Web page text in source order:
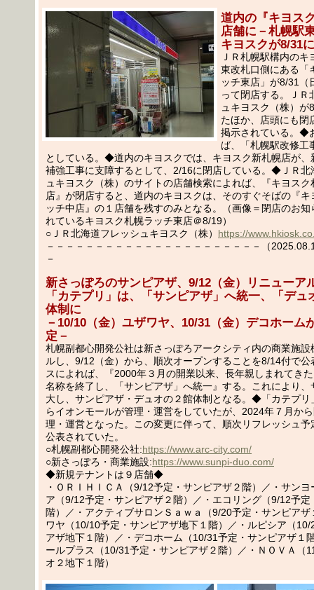
道内の『キヨス
店舗に－札幌駅
キヨスクが8/31
ＪＲ札幌駅構内の
東改札口側にある「
ッチ東店」が8/31（
って閉店する。ＪＲ
ュキヨスク（株）が
たほか、店頭にも閉
掲示されている。◆
ば、「札幌駅改修工
としている。◆道内のキヨスクでは、キヨスク新札幌店が、
補強工事に支障するとして、2/16に閉店している。◆ＪＲ北
ュキヨスク（株）のサイトの店舗検索によれば、『キヨスク
店』が閉店すると、道内のキヨスクは、そのすぐそばの『キ
ッチ中店』の１店舗を残すのみとなる。（画像＝閉店のお知
れているキヨスク札幌ラッチ東店＠8/19）
○ＪＲ北海道フレッシュキヨスク（株） https://
－－－－－－－－－－－－－－－－－－－－－－（
－
新さっぽろのサンピアザ、9/12（金）リニューア
「カテプリ」は、「サンピアザ」へ統一、「デュ
体制に
－10/10（金）ユザワヤ、10/31（金）デコホーム
定－
札幌副都心開発公社は新さっぽろアークシティ内の商業施設
ルし、9/12（金）から、順次オープンすることを8/14付で公
スによれば、『2000年３月の開業以来、長年親しまれてき
名称を終了し、「サンピアザ」へ統一』する。これにより、
大し、サンピアザ・デュオの２館体制となる。◆「カテプリ
らイオンモールが管理・運営をしていたが、2024年７月か
理・運営となった。この変更に伴って、順次リフレッシュ予
公表されていた。
○札幌副都心開発公社:https://www.arc-city.com/
○新さっぽろ・商業施設:https://www.sunpi-duo.com/
◆新規テナントは９店舗◆
・ＯＲＩＨＩＣＡ（9/12予定・サンピアザ２階）／・サン
ア（9/12予定・サンピアザ２階）／・エコリング（9/12予定
階）／・アクティブサロンＳａｗａ（9/20予定・サンピアザ
ワヤ（10/10予定・サンピアザ地下１階）／・ルピシア（10/
アザ地下１階）／・デコホーム（10/31予定・サンピアザ１
ールプラス（10/31予定・サンピアザ２階）／・ＮＯＶＡ（
オ２地下１階）